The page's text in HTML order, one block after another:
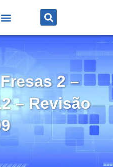
2 –
– Revisão